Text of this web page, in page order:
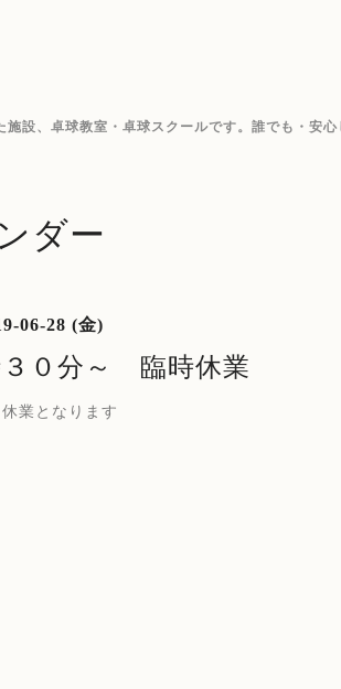
設、卓球教室・卓球スクールです。誰でも・安
ダー
06-28 (金)
３０分～ 臨時休業
業となります